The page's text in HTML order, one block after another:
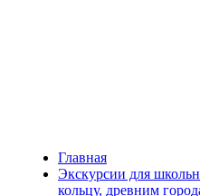
Главная
Экскурсии для
кольцу, древним